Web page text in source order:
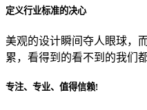
贵公司的团队规模是？
目前主要的营销渠道是？
定义行业标准的决心
美观的设计瞬间夺人眼球，
累，看得到的看不到的我们
专注、专业、值得信赖!